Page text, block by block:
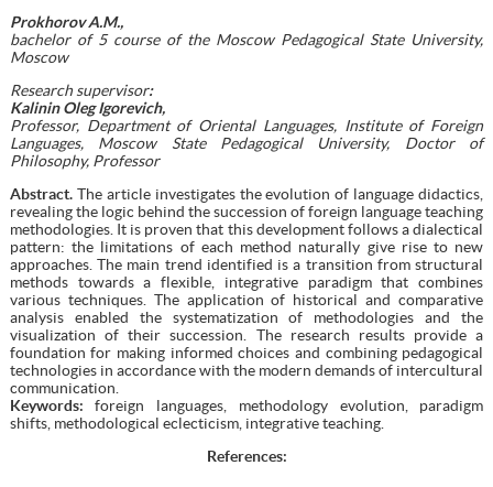
Prokhorov A.M.,
bachelor of 5 course of the Moscow Pedagogical State University,
Moscow
Research supervisor:
Kalinin Oleg Igorevich,
Professor, Department of Oriental Languages, Institute of Foreign
Languages, Moscow State Pedagogical University, Doctor of
Philosophy, Professor
Abstract.The article investigates the evolution of language didactics,
revealing the logic behind the succession of foreign language teaching
methodologies. It is proven that this development follows a dialectical
pattern: the limitations of each method naturally give rise to new
approaches. The main trend identified is a transition from structural
methods towards a flexible, integrative paradigm that combines
various techniques. The application of historical and comparative
analysis enabled the systematization of methodologies and the
visualization of their succession. The research results provide a
foundation for making informed choices and combining pedagogical
technologies in accordance with the modern demands of intercultural
communication.
Keywords: foreign languages, methodology evolution, paradigm
shifts, methodological eclecticism, integrative teaching.
References: